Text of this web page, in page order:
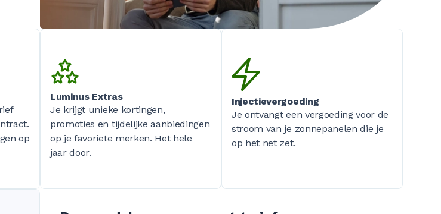
op
Luminus Extras
Je krijgt unieke kortingen,
promoties en tijdelijke aanbiedingen
op je favoriete merken. Het hele
jaar door.
Injectievergoeding
Je ontvangt een vergoeding voor de
stroom van je zonnepanelen die je
op het net zet.